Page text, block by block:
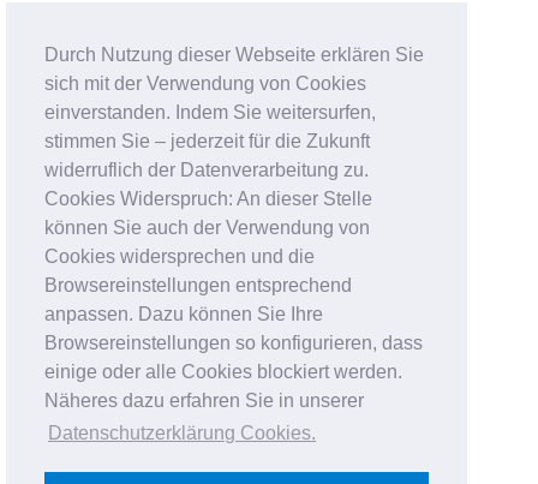
Durch Nutzung dieser Webseite erklären Sie
sich mit der Verwendung von Cookies
einverstanden. Indem Sie weitersurfen,
stimmen Sie – jederzeit für die Zukunft
widerruflich der Datenverarbeitung zu.
Cookies Widerspruch: An dieser Stelle
können Sie auch der Verwendung von
Cookies widersprechen und die
Browsereinstellungen entsprechend
anpassen. Dazu können Sie Ihre
Browsereinstellungen so konfigurieren, dass
einige oder alle Cookies blockiert werden.
Näheres dazu erfahren Sie in unserer
Datenschutzerklärung Cookies.